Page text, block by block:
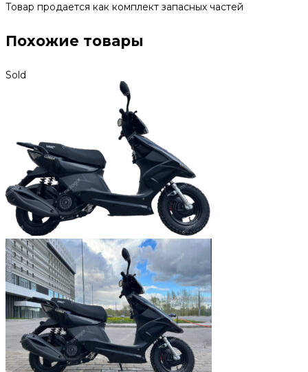
Товар продается как комплект запасных частей
Похожие товары
Sold